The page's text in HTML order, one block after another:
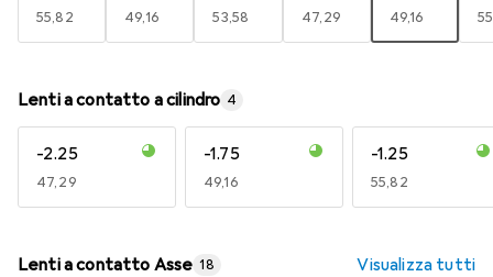
EUR
55,82 EUR
49,16 EUR
53,58 EUR
47,29 EUR
49,16
Lenti a contatto a cilindro 4
-2.25
EUR
47,29
-1.75
EUR
49,16
-1.25
EUR
55,82
Lenti a contatto Asse 18 Visualizza tutti